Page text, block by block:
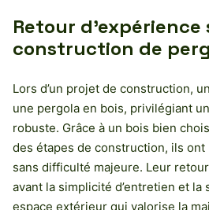
Retour d’expérience
construction de
Lors d’un projet de construction,
une pergola en bois, privilégiant
robuste. Grâce à un bois bien
des étapes de construction, ils
sans difficulté majeure. Leur
avant la simplicité d’entretien et la
espace extérieur qui valorise la